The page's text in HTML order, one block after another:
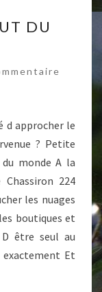
DU
d approcher le
? Petite
monde A la
224
les nuages
boutiques et
être seul au
Et